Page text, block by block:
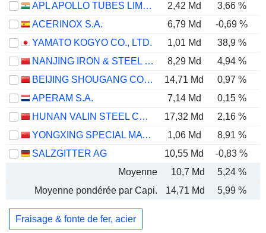
APL APOLLO TUBES LIMITED
2,42 Md 3,66 %
ACERINOX S.A.
6,79 Md -0,69 %
YAMATO KOGYO CO., LTD.
1,01 Md
38,9 %
NANJING IRON & STEEL CO., LTD.
8,29 Md 4,94 %
BEIJING SHOUGANG CO., LTD.
14,71 Md 0,97 %
APERAM S.A.
7,14 Md 0,15 %
HUNAN VALIN STEEL CO., LTD.
17,32 Md
2,16 %
YONGXING SPECIAL MATERIALS TECHNOLOGY CO.,LTD
1,06 Md 8,91 %
SALZGITTER AG
10,55 Md -0,83 %
Moyenne
10,7 Md 5,24 %
Moyenne pondérée par Capi.
14,71 Md 5,99 %
Fraisage & fonte de fer, acier